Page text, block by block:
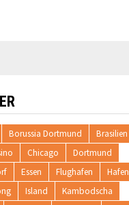
Borussia Dortmund
Brasilien
Chicago
Dortmund
Essen Flughafen
Hafen
Island
Kambodscha